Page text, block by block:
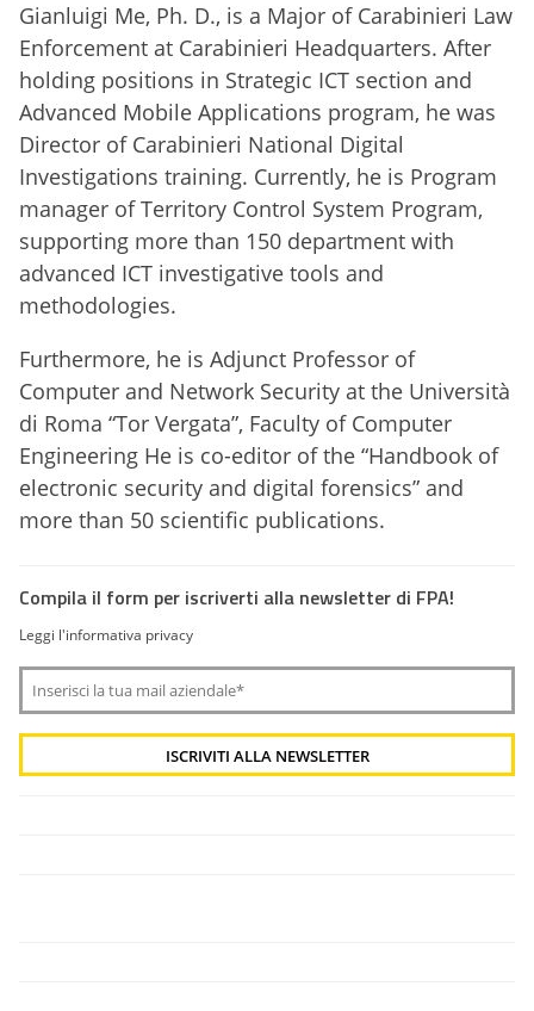
Gianluigi Me, Ph. D., is a Major of Carabinieri Law
Enforcement at Carabinieri Headquarters. After
holding positions in Strategic ICT section and
Advanced Mobile Applications program, he was
Director of Carabinieri National Digital
Investigations training. Currently, he is Program
manager of Territory Control System Program,
supporting more than 150 department with
advanced ICT investigative tools and
methodologies.
Furthermore, he is Adjunct Professor of
Computer and Network Security at the Università
di Roma “Tor Vergata”, Faculty of Computer
Engineering He is co-editor of the “Handbook of
electronic security and digital forensics” and
more than 50 scientific publications.
Compila il form per iscriverti alla newsletter di FPA!
Leggi l'informativa privacy